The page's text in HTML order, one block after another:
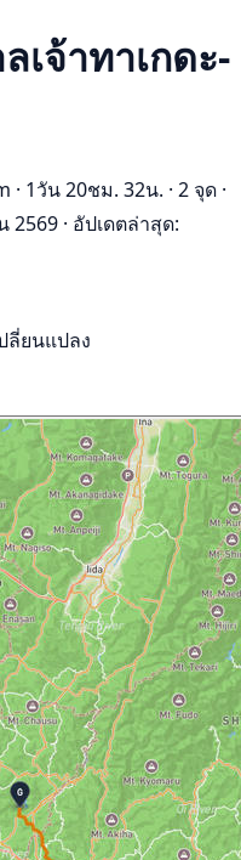
เจ้าทาเกดะ-
· 1วัน 20ชม. 32น. · 2 จุด ·
2569 · อัปเดตล่าสุด:
ลี่ยนแปลง